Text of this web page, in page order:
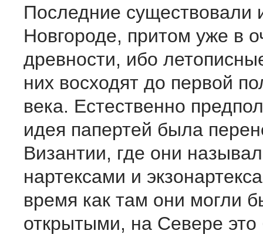
Последние существовали
Новгороде, притом уже в
древности, ибо
них восходят до первой
века. Естественно
идея папертей была
Византии, где они
нартексами и
время как там они могли
открытыми, на Севере